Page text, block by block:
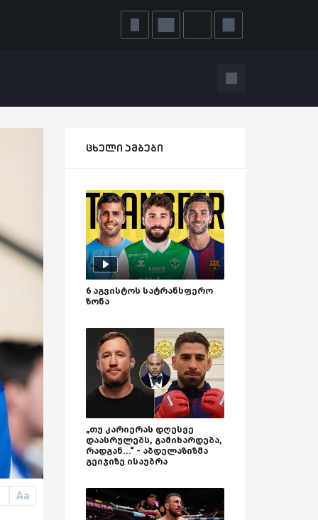
Aa
ცხელი ამბები
6 აგვისტოს სატრანსფერო
ზონა
„თუ კარიერას დღესვე
დაასრულებს, გამიხარდება,
რადგან...“ - აბდელაზიზმა
გეიჯიზე ისაუბრა